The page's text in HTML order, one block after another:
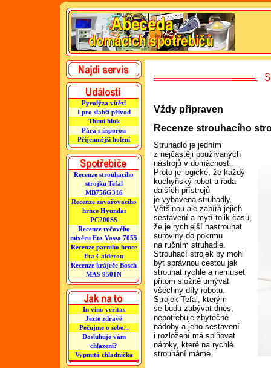
Pyrolýza vítězí
I pro slabší přívod
Tlumí hluk
Pára s úsporou
Příjemnější holení
Recenze strouhacího
strojku Tefal
MB756G316
Recenze zavařovacího
hrnce Hyundai
PC200SS
Recenze tyčového
mixéru Eta Vassa 7055
Recenze parního hrnce
Eta Calderon
Recenze kráječe Bosch
MAS 9501N
In vino veritas
Jezte zdravě
Pečujme o sebe...
Dosluhuje vám
chlazení?
Vypnutá chladnička
Vždy připraven
Recenze strouhacího
Struhadlo je jedním
z nejčastěji používaných
nástrojů v domácnosti.
Proto je logické, že každý
kuchyňský robot a řada
dalších přístrojů
je vybavena struhadly.
Většinou ale zabírá jejich
sestavení a mytí tolik času,
že je rychlejší nastrouhat
suroviny do pokrmu
na ručním struhadle.
Strouhací strojek by mohl
být správnou cestou jak
strouhat rychle a nemuset
přitom složitě umývat
všechny díly robotu.
Strojek Tefal, kterým
se budu zabývat dnes,
nepotřebuje zbytečné
nádoby a jeho sestavení
i rozložení má splňovat
nároky, které na rychlé
strouhání máme.